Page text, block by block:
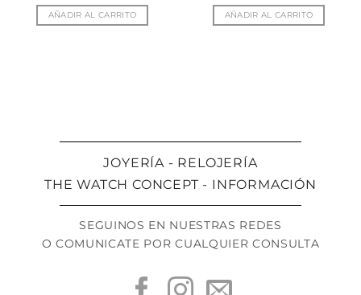
AÑADIR AL CARRITO AÑADIR AL CARRITO
JOYERÍA - RELOJERÍA
THE WATCH CONCEPT - INFORMACIÓN
SEGUINOS EN NUESTRAS REDES
O COMUNICATE POR CUALQUIER CONSULTA